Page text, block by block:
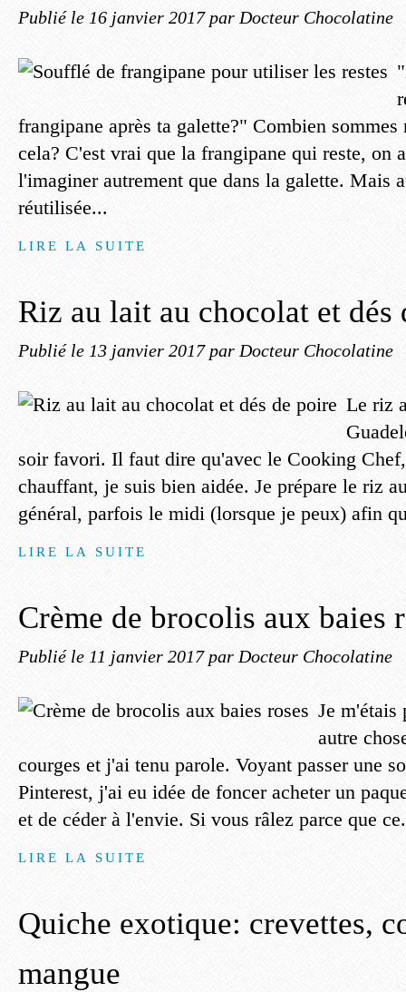
Publié le 16 janvier 2017 par Docteur Chocolatine
frangipane après ta galette?" Combien
cela? C'est vrai que la frangipane qui reste, on
l'imaginer autrement que dans la galette. Mais
réutilisée...
LIRE LA SUITE
Riz au lait au chocolat et dés
Publié le 13 janvier 2017 par Docteur Chocolatine
Le riz
soir favori. Il faut dire qu'avec le Cooking
chauffant, je suis bien aidée. Je prépare le riz
général, parfois le midi (lorsque je peux) afin
LIRE LA SUITE
Crème de brocolis aux baies
Publié le 11 janvier 2017 par Docteur Chocolatine
Je m'étais
autre
courges et j'ai tenu parole. Voyant passer une
Pinterest, j'ai eu idée de foncer acheter un
et de céder à l'envie. Si vous râlez parce que
LIRE LA SUITE
Quiche exotique: crevettes,
mangue